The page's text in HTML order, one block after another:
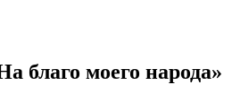
благо моего народа»